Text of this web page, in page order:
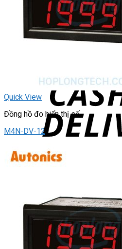
Quick View
Đồng hồ đo hiển thị số
M4N-DV-12